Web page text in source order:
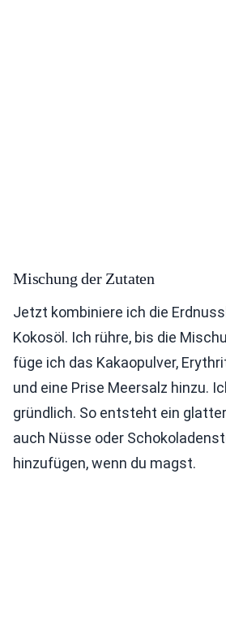
Mischung der Zutaten
Jetzt kombiniere ich die
Kokosöl. Ich rühre, bis die
füge ich das Kakaopulver,
und eine Prise Meersalz hinzu.
gründlich. So entsteht ein
auch Nüsse oder
hinzufügen, wenn du magst.